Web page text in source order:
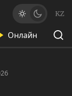
KZ
Онлайн